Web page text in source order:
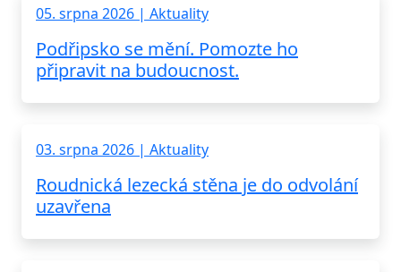
05. srpna 2026 | Aktuality
Podřipsko se mění. Pomozte ho
připravit na budoucnost.
03. srpna 2026 | Aktuality
Roudnická lezecká stěna je do odvolání
uzavřena